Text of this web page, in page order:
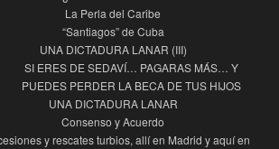
La Perla del Caribe
“Santiagos” de Cuba
UNA DICTADURA LANAR (III)
SI ERES DE SEDAVÍ… PAGARAS MÁS… Y
PUEDES PERDER LA BECA DE TUS HIJOS
UNA DICTADURA LANAR
Consenso y Acuerdo
y rescates turbios, allí en Madrid y aquí en